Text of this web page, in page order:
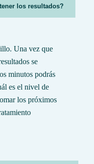
los resultados?
Una vez que
se
minutos podrás
es el nivel de
los próximos